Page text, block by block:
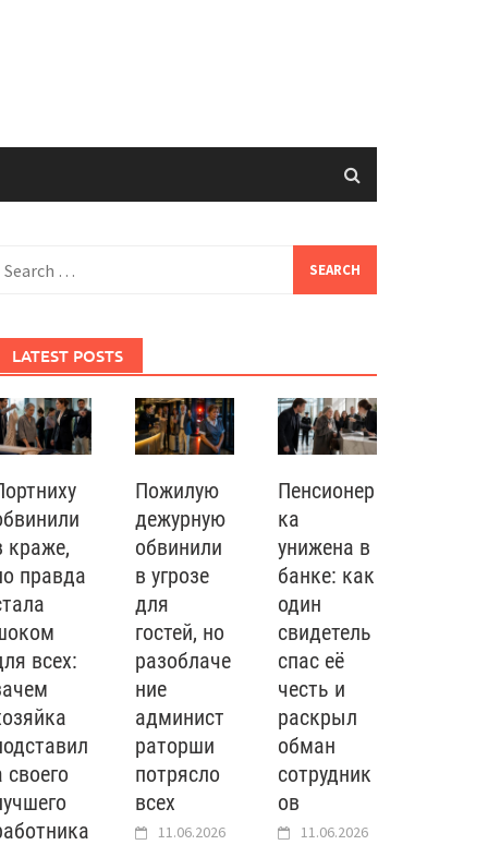
LATEST POSTS
краже,
правда
всех:
своего
Пожилую
дежурную
обвинили
в угрозе
для
гостей, но
разоблаче
ние
админист
раторши
потрясло
всех
11.06.2026
Пенсионер
ка
унижена в
банке: как
один
свидетель
спас её
честь и
раскрыл
обман
сотрудник
ов
11.06.2026